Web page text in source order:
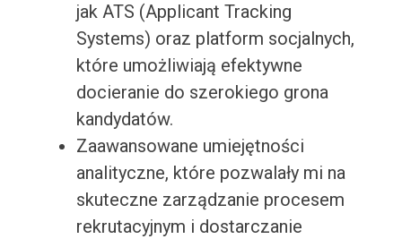
jak ATS (Applicant Tracking
Systems) oraz platform socjalnych,
które umożliwiają efektywne
docieranie do szerokiego grona
kandydatów.
Zaawansowane umiejętności
analityczne, które pozwalały mi na
skuteczne zarządzanie procesem
rekrutacyjnym i dostarczanie